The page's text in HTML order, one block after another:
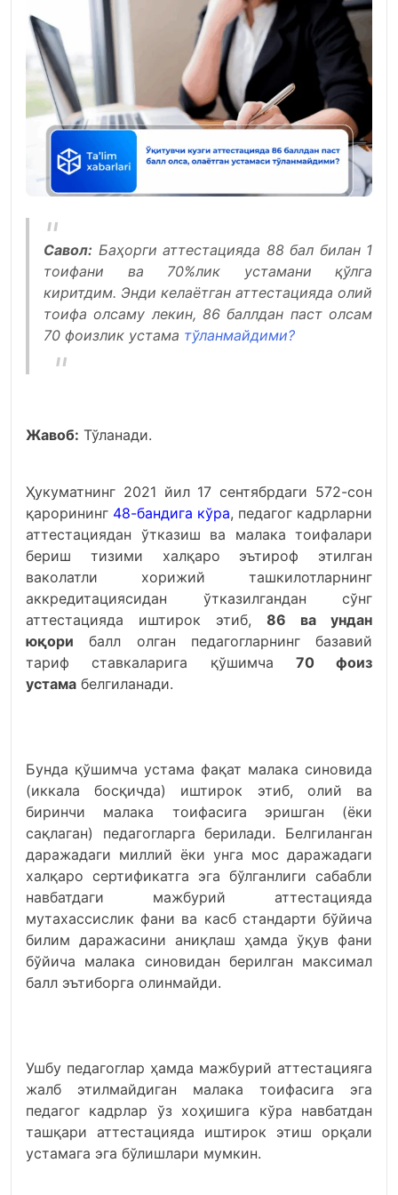
Савол: Баҳорги аттестацияда 88 бал билан 1
тоифани ва 70%лик устамани қўлга
киритдим. Энди келаётган аттестацияда олий
тоифа олсаму лекин, 86 баллдан паст олсам
70 фоизлик устама тўланмайдими?
Жавоб: Тўланади.
Ҳукуматнинг 2021 йил 17 сентябрдаги 572-сон
қарорининг 48-бандига кўра, педагог кадрларни
аттестациядан ўтказиш ва малака тоифалари
бериш тизими халқаро эътироф этилган
ваколатли хорижий ташкилотларнинг
аккредитациясидан ўтказилгандан сўнг
аттестацияда иштирок этиб, 86 ва ундан
юқори балл олган педагогларнинг базавий
тариф ставкаларига қўшимча 70 фоиз
устама белгиланади.
Бунда қўшимча устама фақат малака синовида
(иккала босқичда) иштирок этиб, олий ва
биринчи малака тоифасига эришган (ёки
сақлаган) педагогларга берилади. Белгиланган
даражадаги миллий ёки унга мос даражадаги
халқаро сертификатга эга бўлганлиги сабабли
навбатдаги мажбурий аттестацияда
мутахассислик фани ва касб стандарти бўйича
билим даражасини аниқлаш ҳамда ўқув фани
бўйича малака синовидан берилган максимал
балл эътиборга олинмайди.
Ушбу педагоглар ҳамда мажбурий аттестацияга
жалб этилмайдиган малака тоифасига эга
педагог кадрлар ўз хоҳишига кўра навбатдан
ташқари аттестацияда иштирок этиш орқали
устамага эга бўлишлари мумкин.